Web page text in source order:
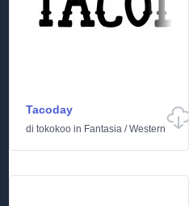
Tacoday
di tokokoo in Fantasia /Western